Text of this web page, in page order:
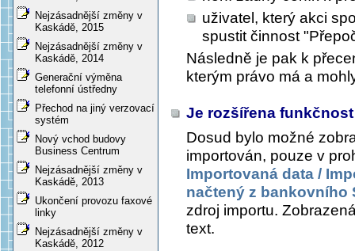
Nejzásadnější změny v
Kaskádě, 2015
Nejzásadnější změny v
Kaskádě, 2014
Generační výměna
telefonní ústředny
Přechod na jiný verzovací
systém
Nový vchod budovy
Business Centrum
Nejzásadnější změny v
Kaskádě, 2013
Ukončení provozu faxové
linky
Nejzásadnější změny v
Kaskádě, 2012
uživatel, který akci
spustit činnost
Následně je pak k
kterým právo má a
Je rozšířena
Dosud bylo možné
importován, pouze v
Importovaná data /
načtený z bankovního
zdroj importu.
text.